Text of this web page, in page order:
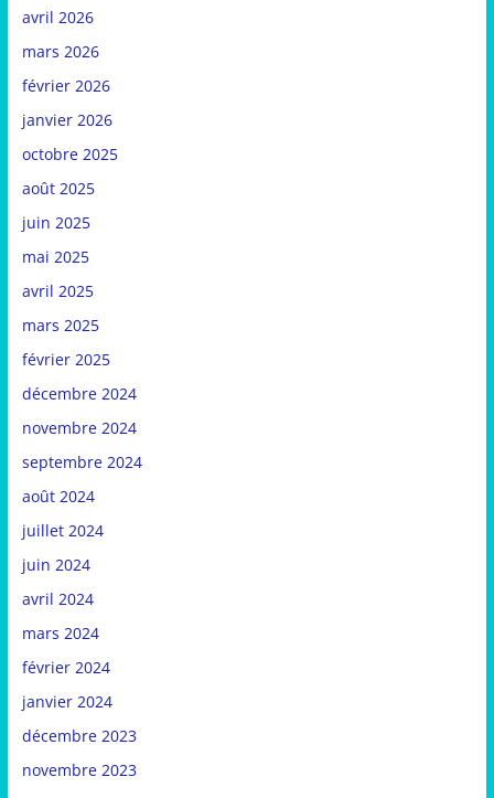
avril 2026
mars 2026
février 2026
janvier 2026
octobre 2025
août 2025
juin 2025
mai 2025
avril 2025
mars 2025
février 2025
décembre 2024
novembre 2024
septembre 2024
août 2024
juillet 2024
juin 2024
avril 2024
mars 2024
février 2024
janvier 2024
décembre 2023
novembre 2023